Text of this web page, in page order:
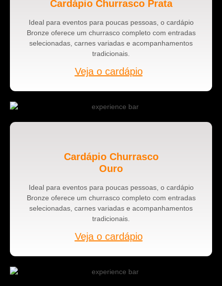
Cardápio Churrasco Prata
Ideal para eventos para poucas pessoas, o cardápio
Bronze oferece um churrasco completo com entradas
selecionadas, carnes variadas e acompanhamentos
tradicionais.
Veja o cardápio
Cardápio Churrasco
Ouro
Ideal para eventos para poucas pessoas, o cardápio
Bronze oferece um churrasco completo com entradas
selecionadas, carnes variadas e acompanhamentos
tradicionais.
Veja o cardápio